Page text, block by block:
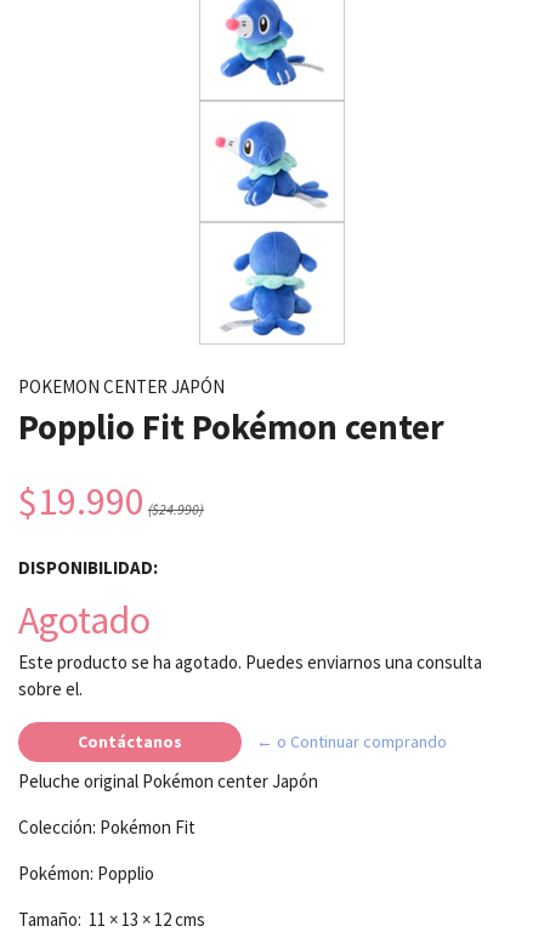
POKEMON CENTER JAPÓN
Popplio Fit Pokémon center
$19.990 ($24.990)
DISPONIBILIDAD:
Agotado
Este producto se ha agotado. Puedes enviarnos una consulta
sobre el.
Contáctanos ← o Continuar comprando
Peluche original Pokémon center Japón
Colección: Pokémon Fit
Pokémon: Popplio
Tamaño: 11 × 13 × 12 cms